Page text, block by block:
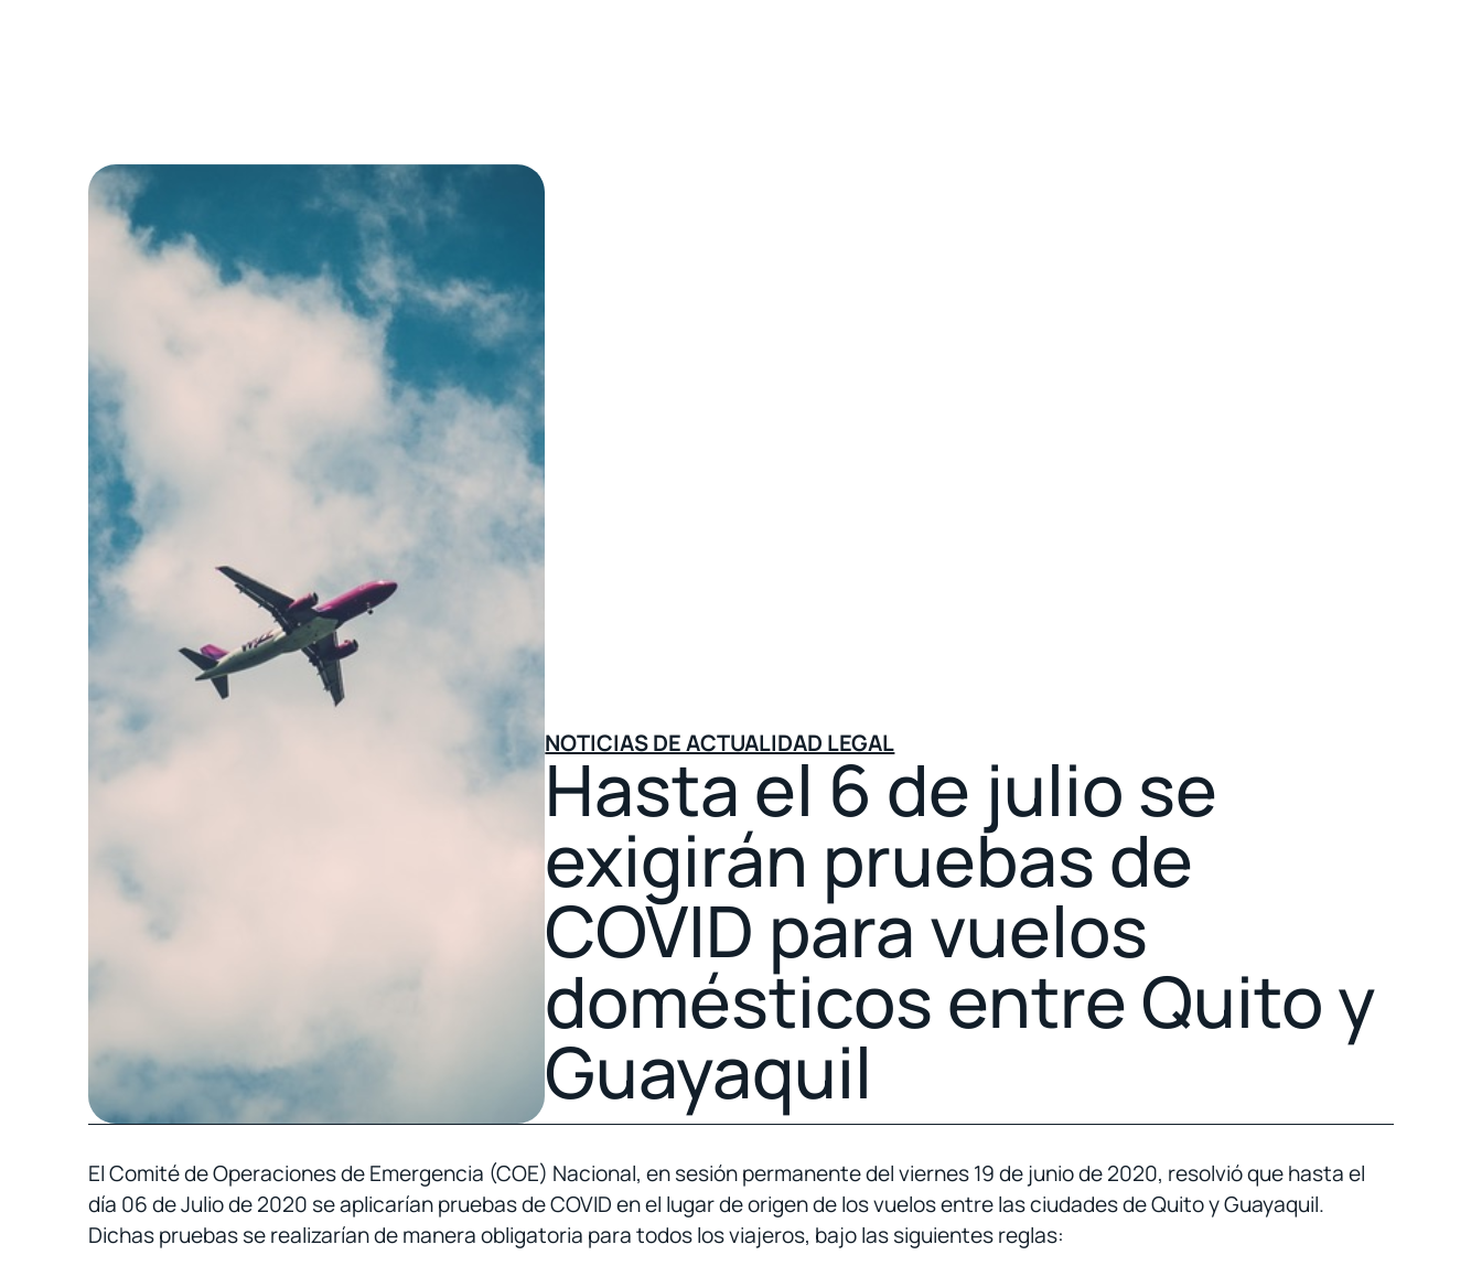
NOTICIAS DE ACTUALIDAD LEGAL
Hasta el 6 de julio se
exigirán pruebas de
COVID para vuelos
domésticos entre Quito y
Guayaquil
El Comité de Operaciones de Emergencia (COE) Nacional, en sesión permanente del viernes 19 de junio de 2020, resolvió que hasta el
día 06 de Julio de 2020 se aplicarían pruebas de COVID en el lugar de origen de los vuelos entre las ciudades de Quito y Guayaquil.
Dichas pruebas se realizarían de manera obligatoria para todos los viajeros, bajo las siguientes reglas: